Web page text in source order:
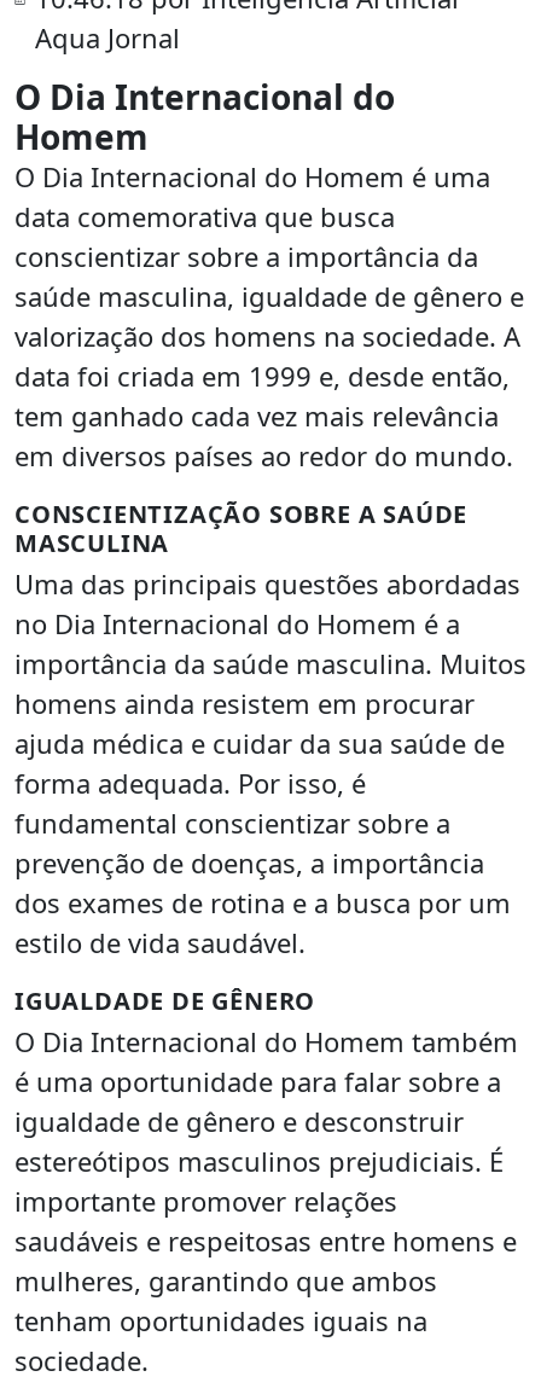
Aqua Jornal
O Dia Internacional do
Homem
O Dia Internacional do Homem é uma
data comemorativa que busca
conscientizar sobre a importância da
saúde masculina, igualdade de gênero e
valorização dos homens na sociedade. A
data foi criada em 1999 e, desde então,
tem ganhado cada vez mais relevância
em diversos países ao redor do mundo.
CONSCIENTIZAÇÃO SOBRE A SAÚDE
MASCULINA
Uma das principais questões abordadas
no Dia Internacional do Homem é a
importância da saúde masculina. Muitos
homens ainda resistem em procurar
ajuda médica e cuidar da sua saúde de
forma adequada. Por isso, é
fundamental conscientizar sobre a
prevenção de doenças, a importância
dos exames de rotina e a busca por um
estilo de vida saudável.
IGUALDADE DE GÊNERO
O Dia Internacional do Homem também
é uma oportunidade para falar sobre a
igualdade de gênero e desconstruir
estereótipos masculinos prejudiciais. É
importante promover relações
saudáveis e respeitosas entre homens e
mulheres, garantindo que ambos
tenham oportunidades iguais na
sociedade.